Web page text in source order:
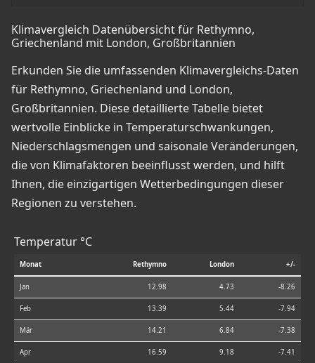
Klimavergleich Datenübersicht für Rethymno,
Griechenland mit London, Großbritannien
Erkunden Sie die umfassenden Klimavergleichs-Daten
für Rethymno, Griechenland und London,
Großbritannien. Diese detaillierte Tabelle bietet
wertvolle Einblicke in Temperaturschwankungen,
Niederschlagsmengen und saisonale Veränderungen,
die von Klimafaktoren beeinflusst werden, und hilft
Ihnen, die einzigartigen Wetterbedingungen dieser
Regionen zu verstehen.
Temperatur °C
Monat Rethymno London +/-
Jan 12.98 4.73 -8.26
Feb 13.39 5.44 -7.94
Mär 14.21 6.84 -7.38
Apr 16.59 9.18 -7.41